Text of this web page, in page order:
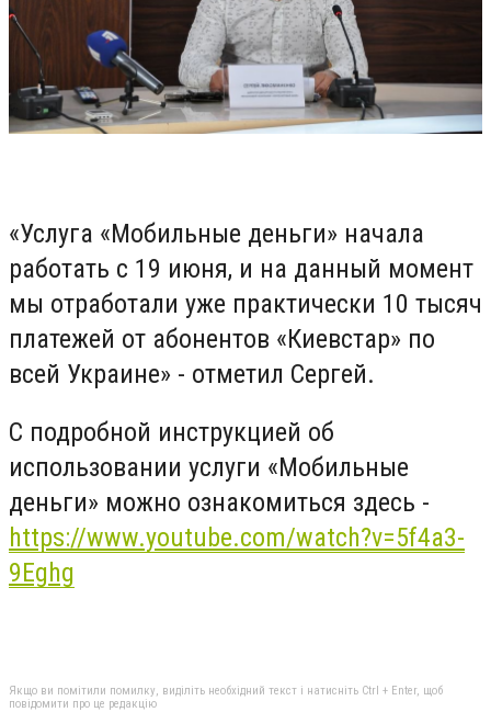
«Услуга «Мобильные деньги» начала
работать с 19 июня, и на данный момент
мы отработали уже практически 10 тысяч
платежей от абонентов «Киевстар» по
всей Украине» - отметил Сергей.
С подробной инструкцией об
использовании услуги «Мобильные
деньги» можно ознакомиться здесь -
https://www.youtube.com/watch?v=5f4a3-
9Eghg
Якщо ви помітили помилку, виділіть необхідний текст і натисніть Ctrl + Enter, щоб
повідомити про це редакцію